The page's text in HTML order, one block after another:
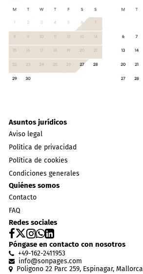
Asuntos jurídicos
Aviso legal
Política de privacidad
Política de cookies
Condiciones generales
Quiénes somos
Contacto
FAQ
Redes sociales
Póngase en contacto con nosotros
+49-162-2411953
info@sonpages.com
Poligono 22 Parc 259, Espinagar, Mallorca